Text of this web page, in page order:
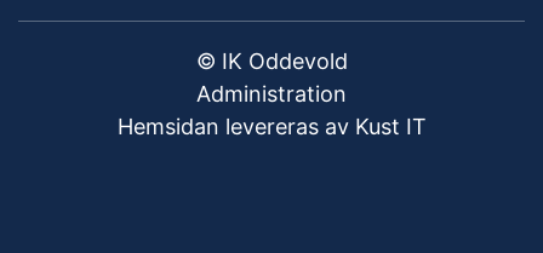
© IK Oddevold
Administration
Hemsidan levereras av Kust IT